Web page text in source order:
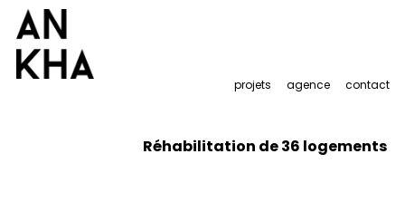
projets agence contact
Réhabilitation de 36 logements